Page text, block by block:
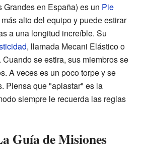
Grandes en España) es un Pie
alto del equipo y puede estirar
a una longitud increíble. Su
, llamada Mecani Elástico o
se estira, sus miembros se
A veces es un poco torpe y se
Piensa que "aplastar" es la
siempre le recuerda las reglas
Guía de Misiones